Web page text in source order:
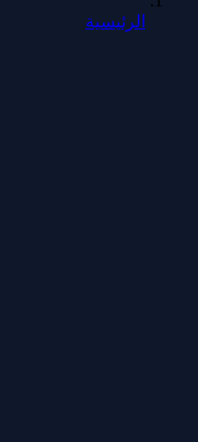
الرئيسية